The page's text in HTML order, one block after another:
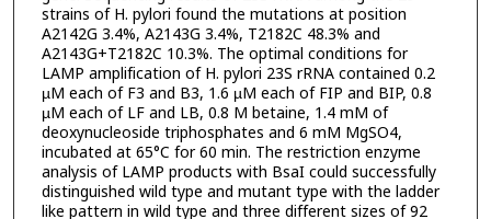
strains of H. pylori found the mutations at position
A2142G 3.4%, A2143G 3.4%, T2182C 48.3% and
A2143G+T2182C 10.3%. The optimal conditions for
LAMP amplification of H. pylori 23S rRNA contained 0.2
µM each of F3 and B3, 1.6 µM each of FIP and BIP, 0.8
µM each of LF and LB, 0.8 M betaine, 1.4 mM of
deoxynucleoside triphosphates and 6 mM MgSO4,
incubated at 65°C for 60 min. The restriction enzyme
analysis of LAMP products with BsaI could successfully
distinguished wild type and mutant type with the ladder
like pattern in wild type and three different sizes of 92